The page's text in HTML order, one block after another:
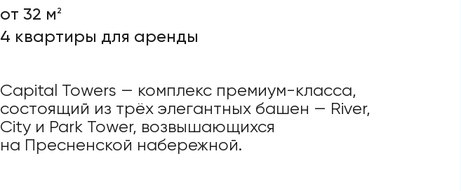
от 32 м 2
4 квартиры для аренды
Capital Towers — комплекс премиум-класса,
состоящий из трёх элегантных башен — River,
City и Park Tower, возвышающихся
на Пресненской набережной.